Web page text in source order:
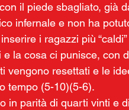
il piede sbagliato, già
infernale e non ha
i ragazzi più
la cosa ci punisce, con
vengono resettati e le
tempo (5-10)(5-6).
in parità di quarti vinti e